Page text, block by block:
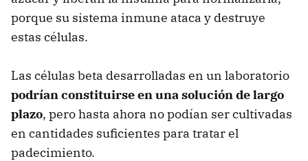
porque su sistema inmune ataca y destruye
estas células.
Las células beta desarrolladas en un laboratorio
podrían constituirse en una solución de largo
plazo, pero hasta ahora no podían ser cultivadas
en cantidades suficientes para tratar el
padecimiento.